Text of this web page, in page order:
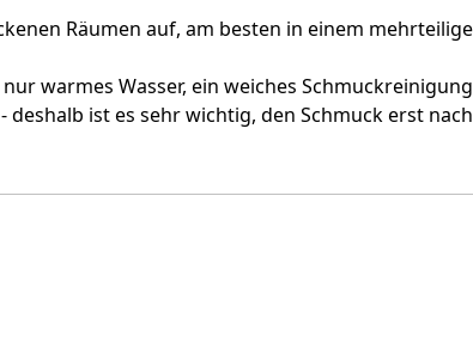
Räumen auf, am besten in einem
warmes Wasser, ein weiches
deshalb ist es sehr wichtig, den Schmuck erst